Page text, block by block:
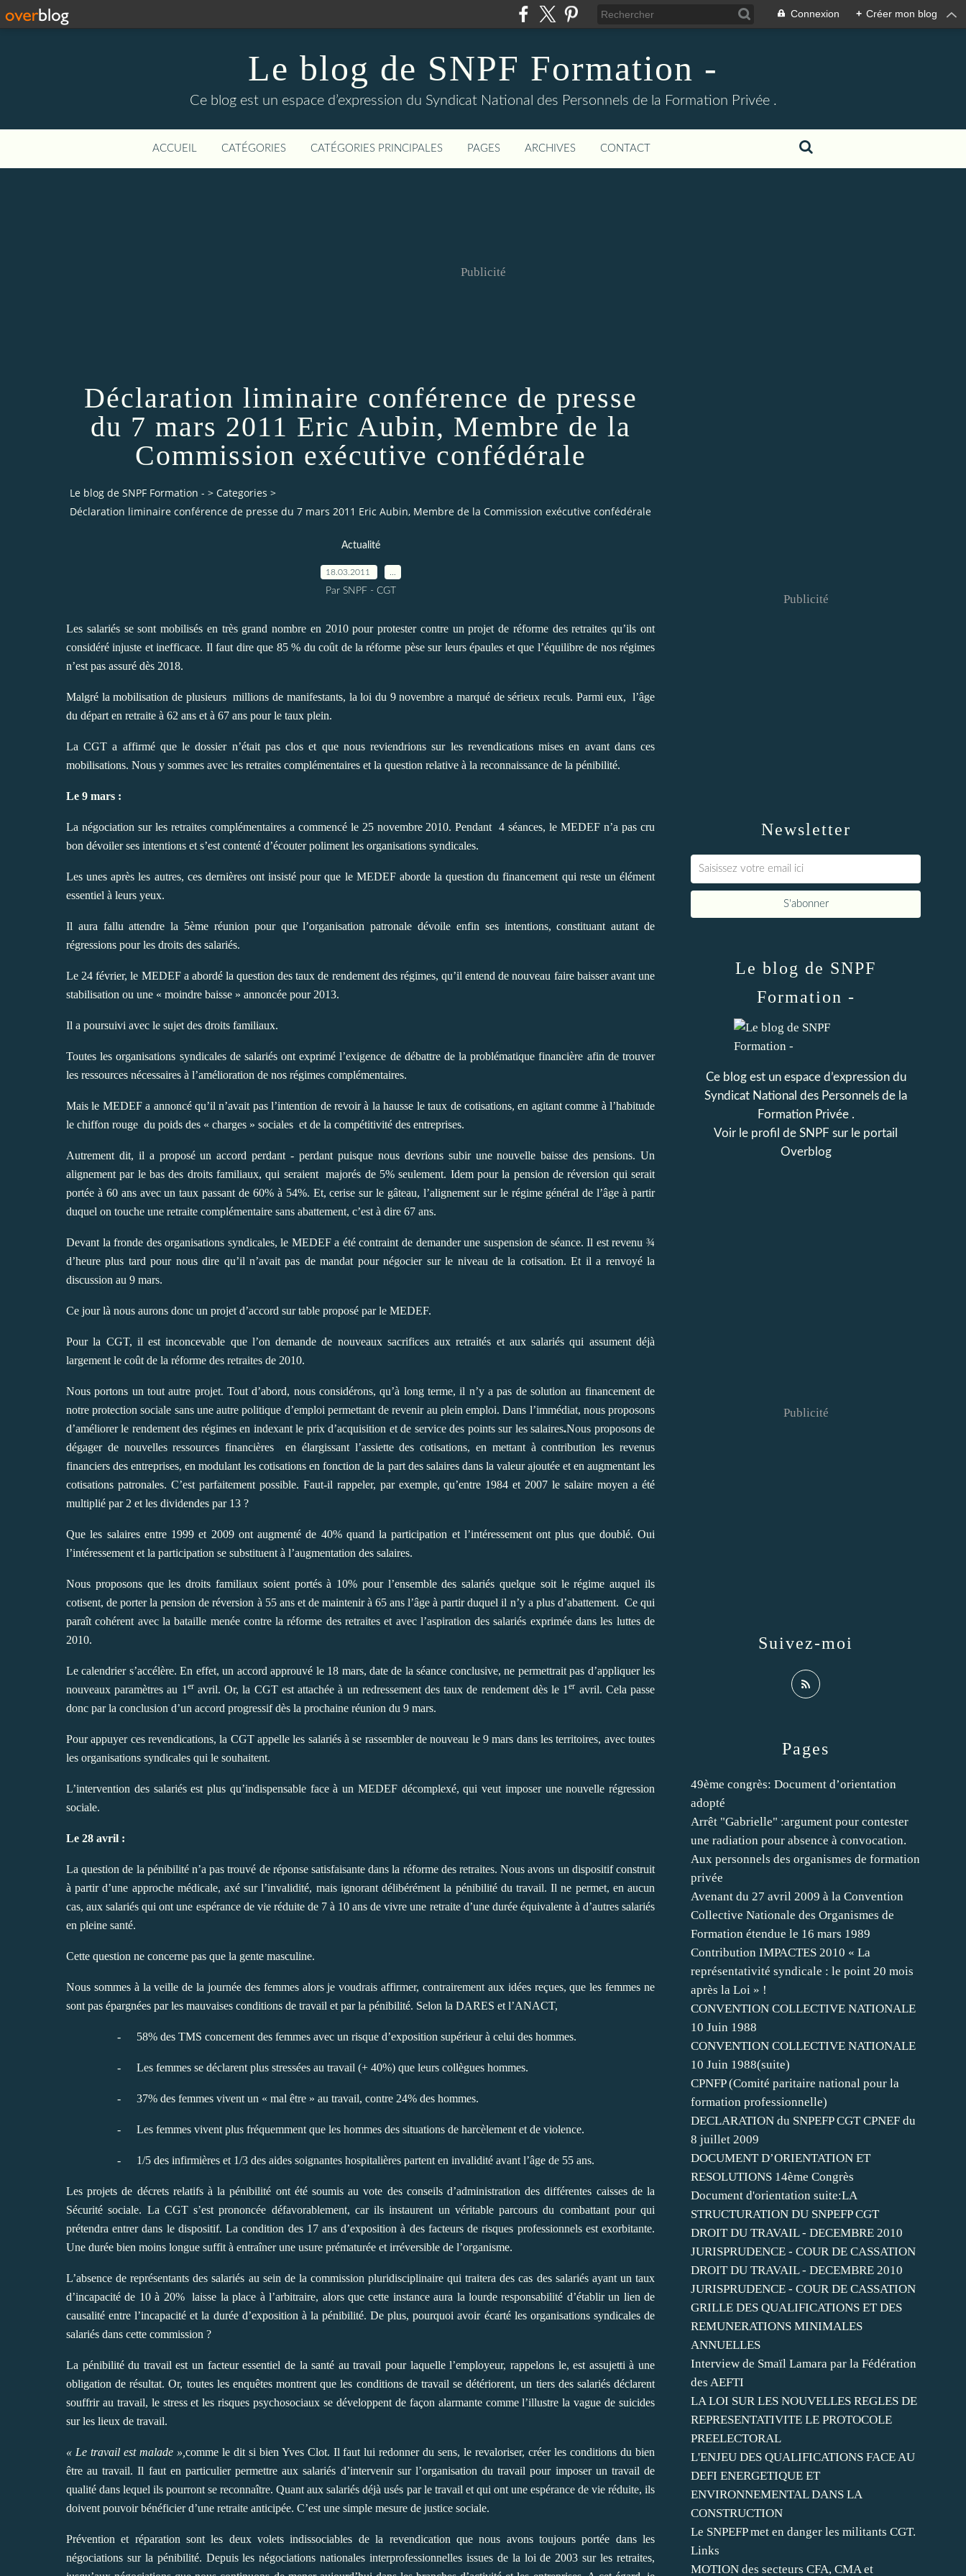
Connexion + Créer mon blog
Le blog de SNPF Formation -
Ce blog est un espace d’expression du Syndicat National des Personnels de la Formation Privée .
ACCUEIL CATÉGORIES CATÉGORIES PRINCIPALES PAGES ARCHIVES CONTACT
Publicité
Déclaration liminaire conférence de presse
du 7 mars 2011 Eric Aubin, Membre de la
Commission exécutive confédérale
Le blog de SNPF Formation - > Categories >
Déclaration liminaire conférence de presse du 7 mars 2011 Eric Aubin, Membre de la Commission exécutive confédérale
Actualité
18.03.2011
Par SNPF - CGT
Les salariés se sont mobilisés en très grand nombre en 2010 pour protester contre un projet de réforme des retraites qu’ils ont
considéré injuste et inefficace. Il faut dire que 85 % du coût de la réforme pèse sur leurs épaules et que l’équilibre de nos régimes
n’est pas assuré dès 2018.
Malgré la mobilisation de plusieurs millions de manifestants, la loi du 9 novembre a marqué de sérieux reculs. Parmi eux, l’âge
du départ en retraite à 62 ans et à 67 ans pour le taux plein.
La CGT a affirmé que le dossier n’était pas clos et que nous reviendrions sur les revendications mises en avant dans ces
mobilisations. Nous y sommes avec les retraites complémentaires et la question relative à la reconnaissance de la pénibilité.
Le 9 mars :
La négociation sur les retraites complémentaires a commencé le 25 novembre 2010. Pendant 4 séances, le MEDEF n’a pas cru
bon dévoiler ses intentions et s’est contenté d’écouter poliment les organisations syndicales.
Les unes après les autres, ces dernières ont insisté pour que le MEDEF aborde la question du financement qui reste un élément
essentiel à leurs yeux.
Il aura fallu attendre la 5ème réunion pour que l’organisation patronale dévoile enfin ses intentions, constituant autant de
régressions pour les droits des salariés.
Le 24 février, le MEDEF a abordé la question des taux de rendement des régimes, qu’il entend de nouveau faire baisser avant une
stabilisation ou une « moindre baisse » annoncée pour 2013.
Il a poursuivi avec le sujet des droits familiaux.
Toutes les organisations syndicales de salariés ont exprimé l’exigence de débattre de la problématique financière afin de trouver
les ressources nécessaires à l’amélioration de nos régimes complémentaires.
Mais le MEDEF a annoncé qu’il n’avait pas l’intention de revoir à la hausse le taux de cotisations, en agitant comme à l’habitude
le chiffon rouge du poids des « charges » sociales et de la compétitivité des entreprises.
Autrement dit, il a proposé un accord perdant - perdant puisque nous devrions subir une nouvelle baisse des pensions. Un
alignement par le bas des droits familiaux, qui seraient
majorés de 5% seulement. Idem pour la pension de réversion qui serait
portée à 60 ans avec un taux passant de 60% à 54%. Et, cerise sur le gâteau, l’alignement sur le régime général de l’âge à partir
duquel on touche une retraite complémentaire sans abattement, c’est à dire 67 ans.
Devant la fronde des organisations syndicales, le MEDEF a été contraint de demander une suspension de séance. Il est revenu ¾
d’heure plus tard pour nous dire qu’il n’avait pas de mandat pour négocier sur le niveau de la cotisation. Et il a renvoyé la
discussion au 9 mars.
Ce jour là nous aurons donc un projet d’accord sur table proposé par le MEDEF.
Pour la CGT, il est inconcevable que l’on demande de nouveaux sacrifices aux retraités et aux salariés qui assument déjà
largement le coût de la réforme des retraites de 2010.
Nous portons un tout autre projet. Tout d’abord, nous considérons, qu’à long terme, il n’y a pas de solution au financement de
notre protection sociale sans une autre politique d’emploi permettant de revenir au plein emploi. Dans l’immédiat, nous proposons
d’améliorer le rendement des régimes en indexant le prix d’acquisition et de service des points sur les salaires.Nous proposons de
dégager de nouvelles ressources financières
en élargissant l’assiette des cotisations, en mettant à contribution les revenus
financiers des entreprises, en modulant les cotisations en fonction de la part des salaires dans la valeur ajoutée et en augmentant les
cotisations patronales. C’est parfaitement possible. Faut-il rappeler, par exemple, qu’entre 1984 et 2007 le salaire moyen a été
multiplié par 2 et les dividendes par 13 ?
Que les salaires entre 1999 et 2009 ont augmenté de 40% quand la participation et l’intéressement ont plus que doublé. Oui
l’intéressement et la participation se substituent à l’augmentation des salaires.
Nous proposons que les droits familiaux soient portés à 10% pour l’ensemble des salariés quelque soit le régime auquel ils
cotisent, de porter la pension de réversion à 55 ans et de maintenir à 65 ans l’âge à partir duquel il n’y a plus d’abattement. Ce qui
paraît cohérent avec la bataille menée contre la réforme des retraites et avec l’aspiration des salariés exprimée dans les luttes de
2010.
Le calendrier s’accélère. En effet, un accord approuvé le 18 mars, date de la séance conclusive, ne permettrait pas d’appliquer les
nouveaux paramètres au 1 eravril. Or, la CGT est attachée à un redressement des taux de rendement dès le 1er avril. Cela passe
donc par la conclusion d’un accord progressif dès la prochaine réunion du 9 mars.
Pour appuyer ces revendications, la CGT appelle les salariés à se rassembler de nouveau le 9 mars dans les territoires, avec toutes
les organisations syndicales qui le souhaitent.
L’intervention des salariés est plus qu’indispensable face à un MEDEF décomplexé, qui veut imposer une nouvelle régression
sociale.
Le 28 avril :
La question de la pénibilité n’a pas trouvé de réponse satisfaisante dans la réforme des retraites. Nous avons un dispositif construit
à partir d’une approche médicale, axé sur l’invalidité, mais ignorant délibérément la pénibilité du travail. Il ne permet, en aucun
cas, aux salariés qui ont une espérance de vie réduite de 7 à 10 ans de vivre une retraite d’une durée équivalente à d’autres salariés
en pleine santé.
Cette question ne concerne pas que la gente masculine.
Nous sommes à la veille de la journée des femmes alors je voudrais affirmer, contrairement aux idées reçues, que les femmes ne
sont pas épargnées par les mauvaises conditions de travail et par la pénibilité. Selon la DARES et l’ANACT,
- 58% des TMS concernent des femmes avec un risque d’exposition supérieur à celui des hommes.
- Les femmes se déclarent plus stressées au travail (+ 40%) que leurs collègues hommes.
- 37% des femmes vivent un « mal être » au travail, contre 24% des hommes.
- Les femmes vivent plus fréquemment que les hommes des situations de harcèlement et de violence.
- 1/5 des infirmières et 1/3 des aides soignantes hospitalières partent en invalidité avant l’âge de 55 ans.
Les projets de décrets relatifs à la pénibilité ont été soumis au vote des conseils d’administration des différentes caisses de la
Sécurité sociale. La CGT s’est prononcée défavorablement, car ils instaurent un véritable parcours du combattant pour qui
prétendra entrer dans le dispositif. La condition des 17 ans d’exposition à des facteurs de risques professionnels est exorbitante.
Une durée bien moins longue suffit à entraîner une usure prématurée et irréversible de l’organisme.
L’absence de représentants des salariés au sein de la commission pluridisciplinaire qui traitera des cas des salariés ayant un taux
d’incapacité de 10 à 20%
laisse la place à l’arbitraire, alors que cette instance aura la lourde responsabilité d’établir un lien de
causalité entre l’incapacité et la durée d’exposition à la pénibilité. De plus, pourquoi avoir écarté les organisations syndicales de
salariés dans cette commission ?
La pénibilité du travail est un facteur essentiel de la santé au travail pour laquelle l’employeur, rappelons le, est assujetti à une
obligation de résultat. Or, toutes les enquêtes montrent que les conditions de travail se détériorent, un tiers des salariés déclarent
souffrir au travail, le stress et les risques psychosociaux se développent de façon alarmante comme l’illustre la vague de suicides
sur les lieux de travail.
« Le travail est malade », comme le dit si bien Yves Clot. Il faut lui redonner du sens, le revaloriser, créer les conditions du bien
être au travail. Il faut en particulier permettre aux salariés d’intervenir sur l’organisation du travail pour imposer un travail de
qualité dans lequel ils pourront se reconnaître. Quant aux salariés déjà usés par le travail et qui ont une espérance de vie réduite, ils
doivent pouvoir bénéficier d’une retraite anticipée. C’est une simple mesure de justice sociale.
Prévention et réparation sont les deux volets indissociables de la revendication que nous avons toujours portée dans les
négociations sur la pénibilité. Depuis les négociations nationales interprofessionnelles issues de la loi de 2003 sur les retraites,
Newsletter
Publicité
Pages
49ème congrès: Document d’orientation
adopté
Arrêt "Gabrielle" :argument pour contester
une radiation pour absence à convocation.
Aux personnels des organismes de formation
privée
Avenant du 27 avril 2009 à la Convention
Collective Nationale des Organismes de
Formation étendue le 16 mars 1989
Contribution IMPACTES 2010 « La
représentativité syndicale : le point 20 mois
après la Loi » !
CONVENTION COLLECTIVE NATIONALE
10 Juin 1988
CONVENTION COLLECTIVE NATIONALE
10 Juin 1988(suite)
CPNFP (Comité paritaire national pour la
formation professionnelle)
DECLARATION du SNPEFP CGT CPNEF du
8 juillet 2009
DOCUMENT D’ORIENTATION ET
RESOLUTIONS 14ème Congrès
Document d'orientation suite:LA
STRUCTURATION DU SNPEFP CGT
DROIT DU TRAVAIL - DECEMBRE 2010
JURISPRUDENCE - COUR DE CASSATION
DROIT DU TRAVAIL - DECEMBRE 2010
JURISPRUDENCE - COUR DE CASSATION
GRILLE DES QUALIFICATIONS ET DES
REMUNERATIONS MINIMALES
ANNUELLES
Interview de Smaïl Lamara par la Fédération
des AEFTI
LA LOI SUR LES NOUVELLES REGLES DE
REPRESENTATIVITE LE PROTOCOLE
PREELECTORAL
L'ENJEU DES QUALIFICATIONS FACE AU
DEFI ENERGETIQUE ET
ENVIRONNEMENTAL DANS LA
CONSTRUCTION
Le SNPEFP met en danger les militants CGT.
Links
MOTION des secteurs CFA, CMA et
Le blog de SNPF
Formation -
Ce blog est un espace d’expression du
Syndicat National des Personnels de la
Formation Privée .
Voir le profil de SNPF sur le portail
Overblog
Suivez-moi
Publicité